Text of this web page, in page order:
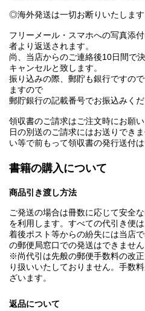
◎海外発送は一切お断りいたします
フリーメール・スマホへの写真添
者より返送されます。
尚、当店からのご連絡後10日間で
キャンセルと致します。
振り込みの際、郵貯も銀行ですの
ますので
郵貯銀行の記載番号でお振込みくだ
領収書のご請求はご注文時にお願
日の別送のご請求にはお送りでき
い等で前もって領収書の発行送付は
書籍の購入について
商品引き渡し方法
ご発送の場合は冊数に応じて安全
を利用します。すべての代引き便
着後ポスト等からの紛失には当店
の郵便局窓口での発送はできません
※尚代引は先般の郵便手数料の改
り扱いいたしておりません。手数
ざいます。
返品について